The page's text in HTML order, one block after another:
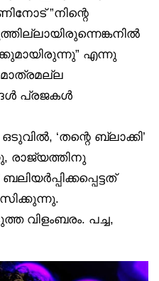
”നിന്റെ
എന്നു
പ്രജകൾ
‘തന്റെ ബ്ലാക്കി’
രാജ്യത്തിനു
വിളംബരം. പച്ച,